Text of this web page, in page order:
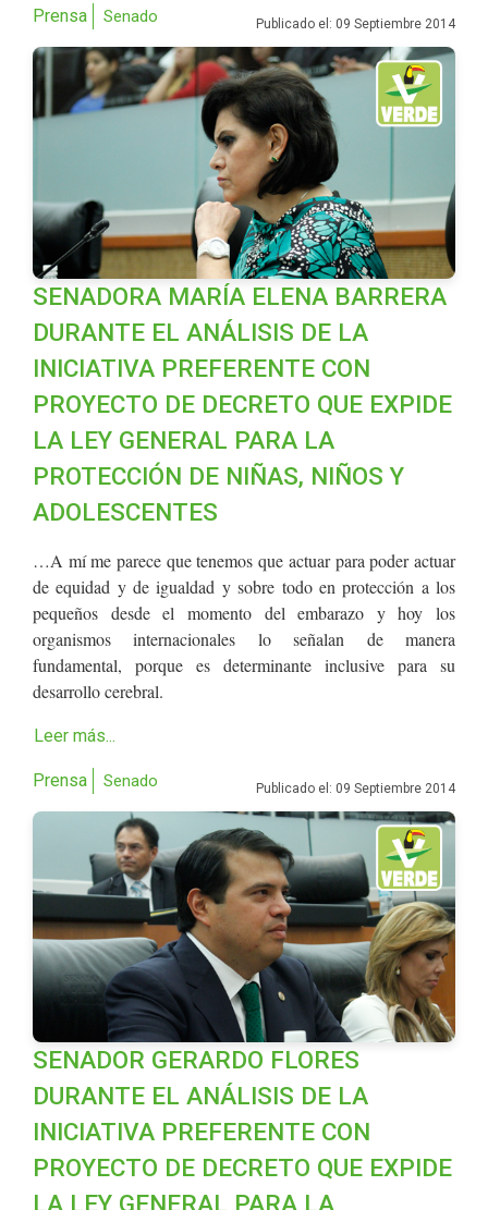
Prensa Senado Publicado el: 09 Septiembre 2014
SENADORA MARÍA ELENA BARRERA
DURANTE EL ANÁLISIS DE LA
INICIATIVA PREFERENTE CON
PROYECTO DE DECRETO QUE EXPIDE
LA LEY GENERAL PARA LA
PROTECCIÓN DE NIÑAS, NIÑOS Y
ADOLESCENTES
…A mí me parece que tenemos que actuar para poder actuar
de equidad y de igualdad y sobre todo en protección a los
pequeños desde el momento del embarazo y hoy los
organismos internacionales lo señalan de manera
fundamental, porque es determinante inclusive para su
desarrollo cerebral.
Leer más...
Prensa Senado Publicado el: 09 Septiembre 2014
SENADOR GERARDO FLORES
DURANTE EL ANÁLISIS DE LA
INICIATIVA PREFERENTE CON
PROYECTO DE DECRETO QUE EXPIDE
LA LEY GENERAL PARA LA